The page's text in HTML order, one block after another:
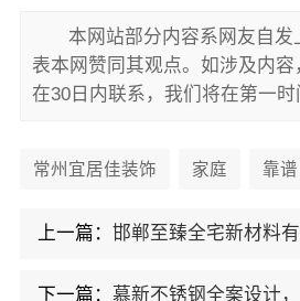
本网站部分内容系网友自发
表本网赞同其观点。如涉及内
在30日内联系，我们将在第一时
常州宜居佳装饰 家庭 靠谱
上一篇：邯郸至臻全宅新材料有限公
下一篇：慕新不锈钢全案设计，卫生